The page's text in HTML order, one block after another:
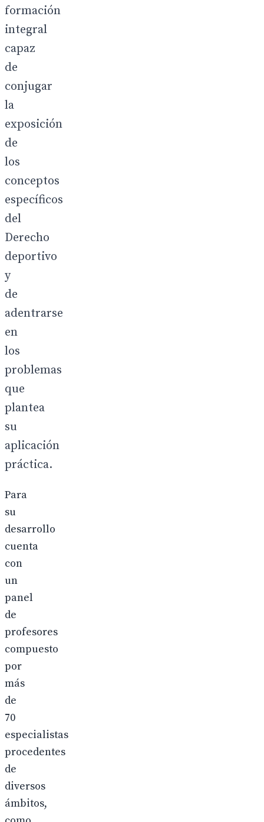
formación
integral
capaz
de
conjugar
la
exposición
de
los
conceptos
específicos
del
Derecho
deportivo
y
de
adentrarse
en
los
problemas
que
plantea
su
aplicación
práctica.
Para
su
desarrollo
cuenta
con
un
panel
de
profesores
compuesto
por
más
de
70
especialistas
procedentes
de
diversos
ámbitos,